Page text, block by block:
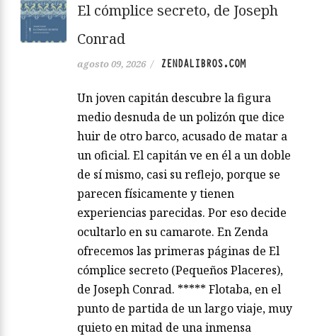
El cómplice secreto, de Joseph
Conrad
agosto 09, 2026 / ZENDALIBROS.COM
Un joven capitán descubre la figura
medio desnuda de un polizón que dice
huir de otro barco, acusado de matar a
un oficial. El capitán ve en él a un doble
de sí mismo, casi su reflejo, porque se
parecen físicamente y tienen
experiencias parecidas. Por eso decide
ocultarlo en su camarote. En Zenda
ofrecemos las primeras páginas de El
cómplice secreto (Pequeños Placeres),
de Joseph Conrad. ***** Flotaba, en el
punto de partida de un largo viaje, muy
quieto en mitad de una inmensa